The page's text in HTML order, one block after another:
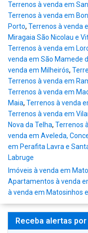
Terrenos à venda em
Terrenos à venda em
Porto, Terrenos à venda
Miragaia São Nicolau e
Terrenos à venda em
venda em São Mamede
venda em Milheirós,
Terrenos à venda em
Terrenos à venda em
Maia, Terrenos à venda
Terrenos à venda em
Nova da Telha, Terrenos
venda em Aveleda,
em Perafita Lavra e
Labruge
Imóveis à venda em
Apartamentos à venda
à venda em Matosinhos
Receba alertas por